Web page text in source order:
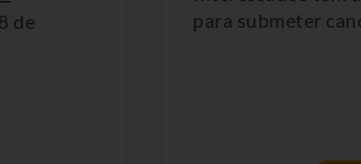
de
para submeter